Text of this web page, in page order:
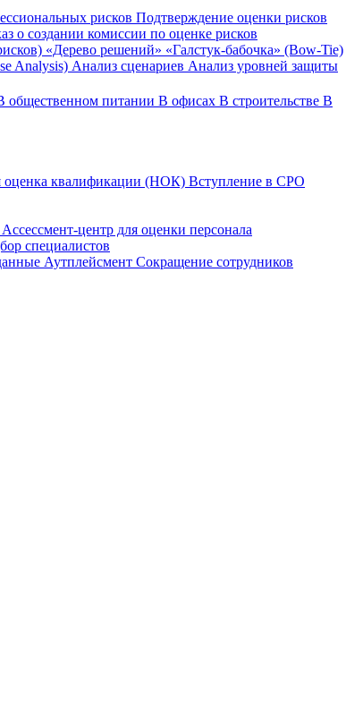
рисков Подтверждение оценки рисков
о создании комиссии по оценке рисков
«Дерево решений» «Галстук-бабочка» (Bow-Tie)
Analysis) Анализ сценариев Анализ уровней защиты
общественном питании В офисах В строительстве В
оценка квалификации (НОК) Вступление в СРО
Ассессмент-центр для оценки персонала
специалистов
Аутплейсмент Сокращение сотрудников